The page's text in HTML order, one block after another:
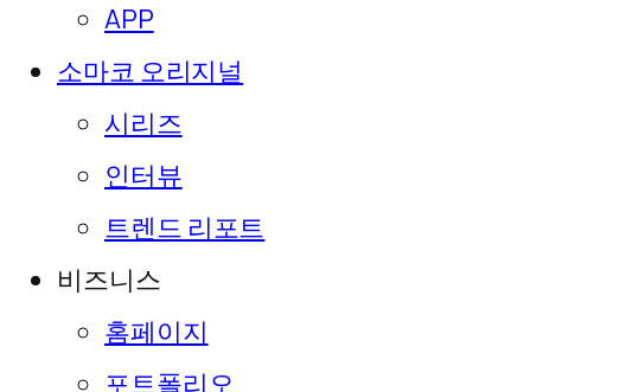
APP
소마코 오리지널
시리즈
인터뷰
트렌드 리포트
비즈니스
홈페이지
포트폴리오